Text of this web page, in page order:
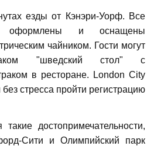
езды от Кэнэри-Уорф. Все
оформлены и оснащены
чайником. Гости могут
"шведский стол" с
в ресторане. London City
стресса пройти регистрацию
такие достопримечательности,
Сити и Олимпийский парк